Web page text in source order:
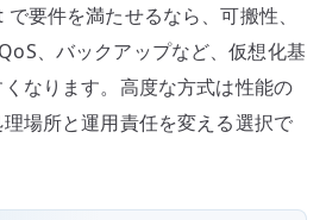
要件を満たせるなら、可搬性、
、バックアップなど、仮想化基
なります。高度な方式は性能の
場所と運用責任を変える選択で